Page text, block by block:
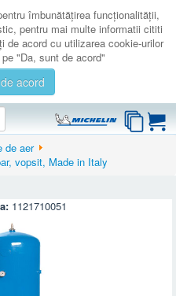
îmbunătăţirea funcţionalităţii,
pentru mai multe informatii cititi
de acord cu utilizarea cookie-urilor
"Da, sunt de acord"
acord
de aer
vopsit, Made in Italy
1121710051